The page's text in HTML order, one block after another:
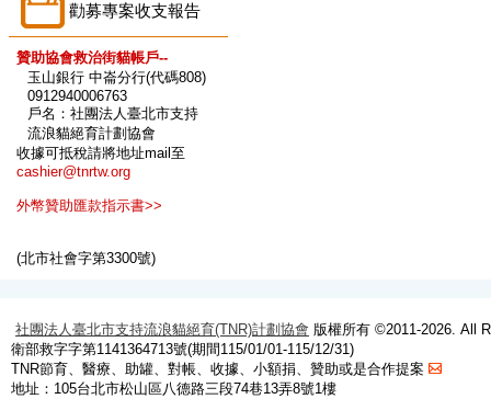
勸募專案收支報告
贊助協會救治街貓帳戶--
玉山銀行 中崙分行(代碼808)
0912940006763
戶名：社團法人臺北市支持
流浪貓絕育計劃協會
收據可抵稅請將地址mail至
cashier@tnrtw.org
外幣贊助匯款指示書>>
(北市社會字第3300號)
社團法人臺北市支持流浪貓絕育(TNR)計劃協會 版權所有 ©2011-2026. All
衛部救字字第1141364713號(期間115/01/01-115/12/31)
TNR節育、醫療、助罐、對帳、收據、小額捐、贊助或是合作提案
地址：105台北市松山區八德路三段74巷13弄8號1樓